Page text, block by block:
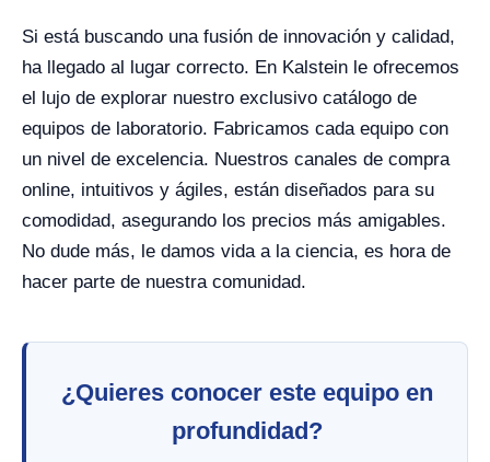
Si está buscando una fusión de innovación y calidad,
ha llegado al lugar correcto. En Kalstein le ofrecemos
el lujo de explorar nuestro exclusivo catálogo de
equipos de laboratorio. Fabricamos cada equipo con
un nivel de excelencia. Nuestros canales de compra
online, intuitivos y ágiles, están diseñados para su
comodidad, asegurando los precios más amigables.
No dude más, le damos vida a la ciencia, es hora de
hacer parte de nuestra comunidad.
¿Quieres conocer este equipo en
profundidad?